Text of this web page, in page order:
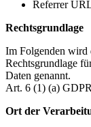
Referrer
Rechtsgrundlage
Im Folgenden
Rechtsgrundlage
Daten genannt.
Art. 6 (1) (a) GDPR
Ort der